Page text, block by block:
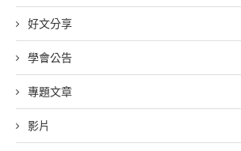
好文分享
學會公告
專題文章
影片